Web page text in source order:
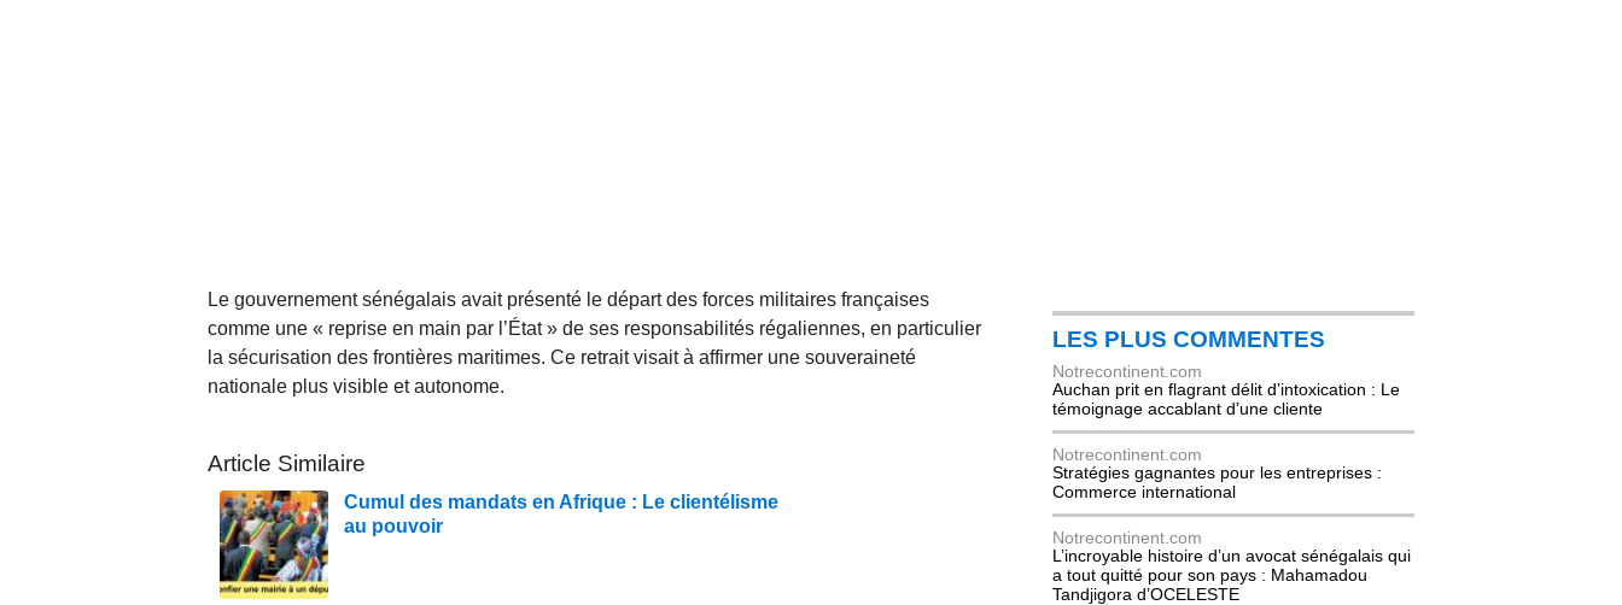
Le gouvernement sénégalais avait présenté le départ des forces militaires françaises
comme une « reprise en main par l’État » de ses responsabilités régaliennes, en particulier
la sécurisation des frontières maritimes. Ce retrait visait à affirmer une souveraineté
nationale plus visible et autonome.
Article Similaire
Cumul des mandats en Afrique : Le clientélisme
au pouvoir
LES PLUS COMMENTES
Notrecontinent.com
Auchan prit en flagrant délit d’intoxication : Le
témoignage accablant d’une cliente
Notrecontinent.com
Stratégies gagnantes pour les entreprises :
Commerce international
Notrecontinent.com
L’incroyable histoire d’un avocat sénégalais qui
a tout quitté pour son pays : Mahamadou
Tandjigora d’OCELESTE